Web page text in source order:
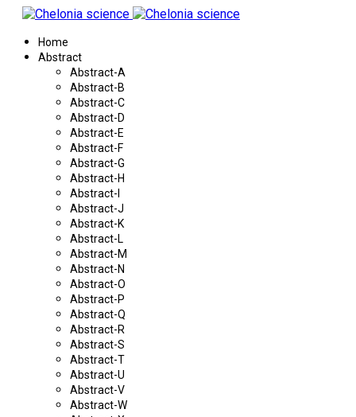
Home
Abstract
Abstract-A
Abstract-B
Abstract-C
Abstract-D
Abstract-E
Abstract-F
Abstract-G
Abstract-H
Abstract-I
Abstract-J
Abstract-K
Abstract-L
Abstract-M
Abstract-N
Abstract-O
Abstract-P
Abstract-Q
Abstract-R
Abstract-S
Abstract-T
Abstract-U
Abstract-V
Abstract-W